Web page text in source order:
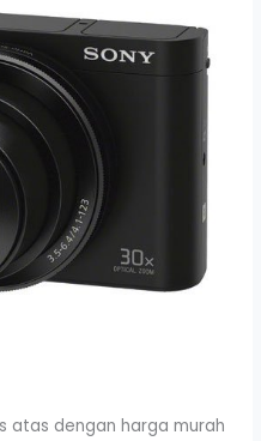
atas dengan harga murah